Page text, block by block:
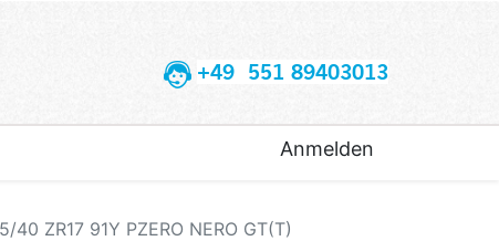
+49 551 89403013
Anmelden
40 ZR17 91Y PZERO NERO GT(T)